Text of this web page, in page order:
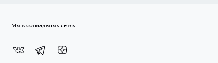
Мы в социальных сетях